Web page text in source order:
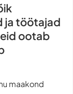
ja töötajad
ootab
maakond